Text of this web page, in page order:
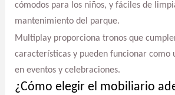
cómodos para los niños, y fáciles de
mantenimiento del parque.
Multiplay proporciona tronos que
características y pueden funcionar como
en eventos y celebraciones.
¿Cómo elegir el mobiliario